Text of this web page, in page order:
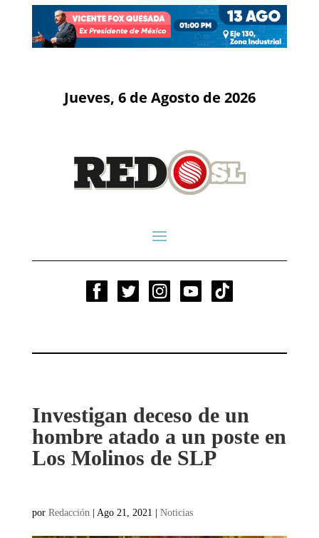
Jueves, 6 de Agosto de 2026
Investigan deceso de un
hombre atado a un poste en
Los Molinos de SLP
por Redacción | Ago 21, 2021 | Noticias